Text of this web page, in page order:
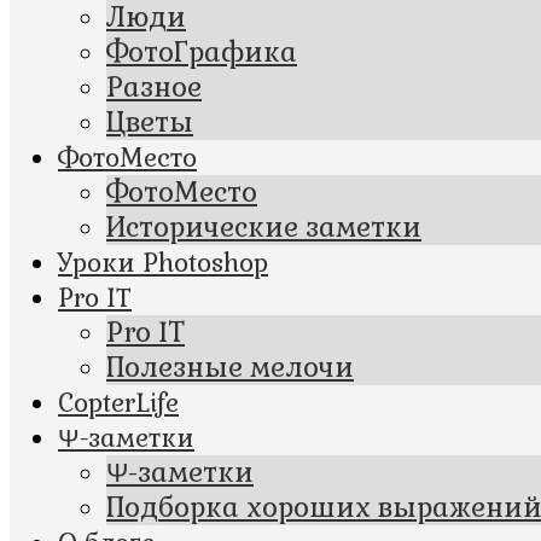
Люди
ФотоГрафика
Разное
Цветы
ФотоМесто
ФотоМесто
Исторические заметки
Уроки Photoshop
Pro IT
Pro IT
Полезные мелочи
CopterLife
Ψ-заметки
Ψ-заметки
Подборка хороших выражений